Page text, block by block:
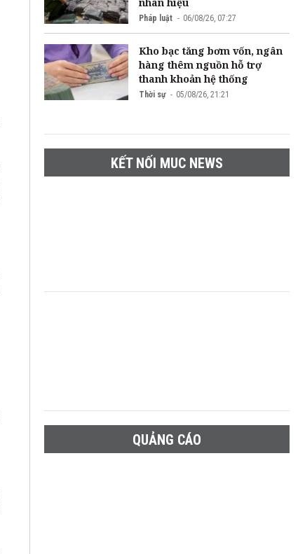
Pháp luật 06/08/26, 07:27
Kho bạc tăng bơm vốn, ngân
hàng thêm nguồn hỗ trợ
thanh khoản hệ thống
Thời sự 05/08/26, 21:21
KẾT NỐI MUC NEWS
QUẢNG CÁO